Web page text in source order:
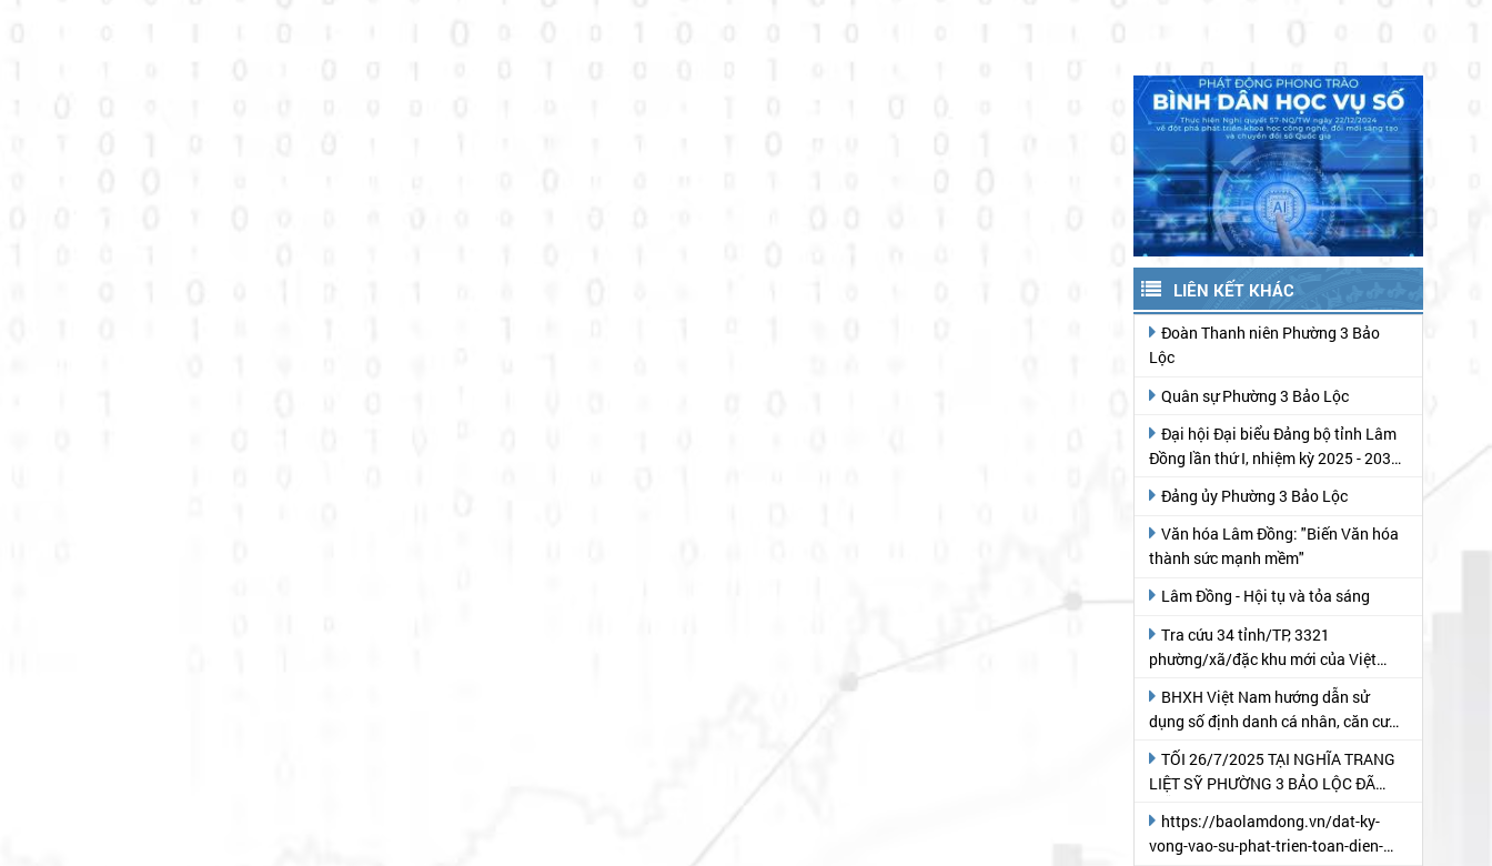
LIÊN KẾT KHÁC
Đoàn Thanh niên Phường 3 Bảo
Lộc
Quân sự Phường 3 Bảo Lộc
Đại hội Đại biểu Đảng bộ tỉnh Lâm
Đồng lần thứ I, nhiệm kỳ 2025 - 2030
Đảng ủy Phường 3 Bảo Lộc
Văn hóa Lâm Đồng: "Biến Văn hóa
thành sức mạnh mềm"
Lâm Đồng - Hội tụ và tỏa sáng
Tra cứu 34 tỉnh/TP, 3321
phường/xã/đặc khu mới của Việt
dụng số định danh cá nhân, căn cước
công dân thay thế mã số BHXH và bộ
mã quản lý
TỐI 26/7/2025 TẠI NGHĨA TRANG
LIỆT SỸ PHƯỜNG 3 BẢO LỘC ĐÃ
NẾN TRI ÂN" NHÂN KỶ NIỆM 78 NĂM
NGÀY THƯƠNG BINH- LIỆT SỸ
vong-vao-su-phat-trien-toan-dien-